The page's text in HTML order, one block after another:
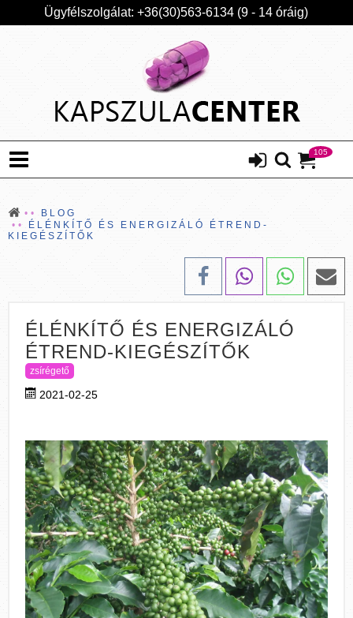
Ügyfélszolgálat: +36(30)563-6134 (9 - 14 óráig)
105
BLOG
ÉLÉNKÍTŐ ÉS ENERGIZÁLÓ ÉTREND-
KIEGÉSZÍTŐK
ÉLÉNKÍTŐ ÉS ENERGIZÁLÓ
ÉTREND-KIEGÉSZÍTŐK
zsírégető
2021-02-25